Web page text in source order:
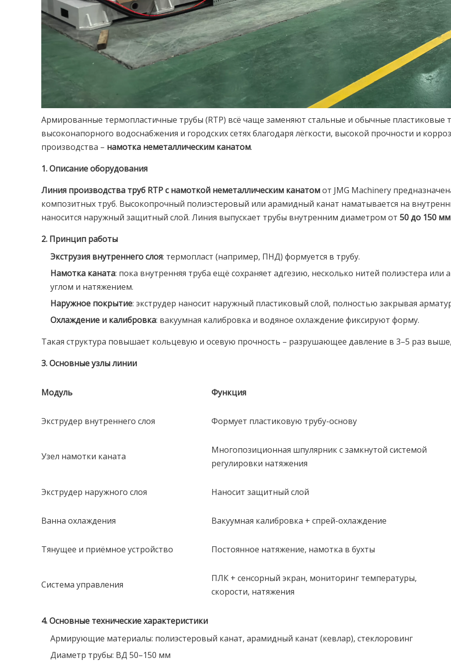
Армированные термопластичные трубы (RTP) всё чаще заменяют стальные и обычные пластиковые
высоконапорного водоснабжения и городских сетях благодаря лёгкости, высокой прочности и
производства – намотка неметаллическим канатом.
1. Описание оборудования
Линия производства труб RTP с намоткой неметаллическим канатомот JMG Machinery
композитных труб. Высокопрочный полиэстеровый или арамидный канат наматывается на
наносится наружный защитный слой. Линия выпускает трубы внутренним диаметром от 50 до 150 мм
2. Принцип работы
Экструзия внутреннего слоя: термопласт (например, ПНД) формуется в трубу.
Намотка каната: пока внутренняя труба ещё сохраняет адгезию, несколько нитей полиэстера
углом и натяжением.
Наружное покрытие: экструдер наносит наружный пластиковый слой, полностью закрывая
Охлаждение и калибровка: вакуумная калибровка и водяное охлаждение фиксируют форму.
Такая структура повышает кольцевую и осевую прочность – разрушающее давление в 3–5 раз
3. Основные узлы линии
Модуль Функция
Экструдер внутреннего слоя Формует пластиковую трубу-основу
Узел намотки каната
Многопозиционная шпулярник с замкнутой системой
регулировки натяжения
Экструдер наружного слоя Наносит защитный слой
Ванна охлаждения Вакуумная калибровка + спрей-охлаждение
Тянущее и приёмное устройство Постоянное натяжение, намотка в бухты
Система управления
ПЛК + сенсорный экран, мониторинг температуры,
скорости, натяжения
4. Основные технические характеристики
Армирующие материалы: полиэстеровый канат, арамидный канат (кевлар), стеклоровинг
Диаметр трубы: ВД 50–150 мм